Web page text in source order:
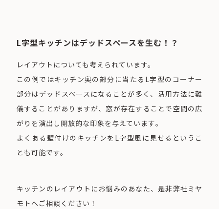
L字型キッチンはデッドスペースを生む！？
レイアウトについても考えられています。
この例ではキッチン奥の部分に当たるL字型のコーナー
部分はデッドスペースになることが多く、活用方法に難
儀することがありますが、窓が存在することで空間の広
がりを演出し開放的な印象を与えています。
よくある壁付けのキッチンをL字型風に見せるというこ
とも可能です。
キッチンのレイアウトにお悩みのあなた、是非弊社ミヤ
モトへご相談ください！